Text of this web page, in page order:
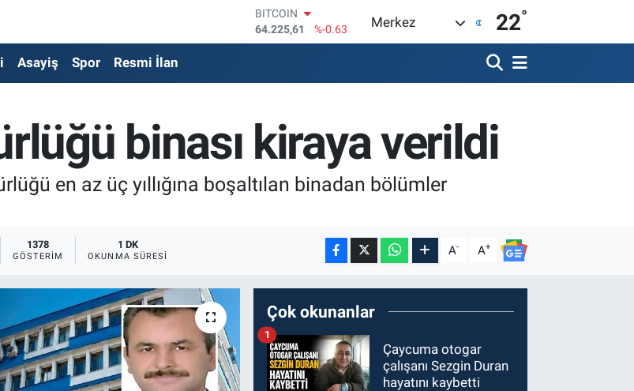
DOLAR
47,7143
%0.16
EURO
6510.40
BİST100
13.799
%70
Merkez 22°
Asayiş Spor Resmi İlan
binası kiraya verildi
en az üç yıllığına boşaltılan binadan bölümler
1378
GÖSTERIM
1 DK
OKUNMA SÜRESI A- A+
Çok okunanlar
Çaycuma otogar
çalışanı Sezgin Duran
hayatını kaybetti
1